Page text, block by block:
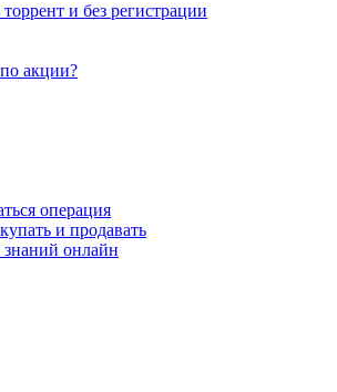
и без регистрации
акции?
операция
и продавать
онлайн